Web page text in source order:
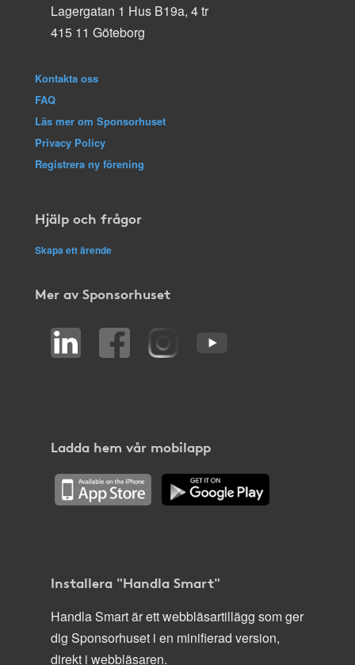
Lagergatan 1 Hus B19a, 4 tr
415 11 Göteborg
Kontakta oss
FAQ
Läs mer om Sponsorhuset
Privacy Policy
Registrera ny förening
Hjälp och frågor
Skapa ett ärende
Mer av Sponsorhuset
Ladda hem vår mobilapp
Installera "Handla Smart"
Handla Smart är ett webbläsartillägg som ger
dig Sponsorhuset i en minifierad version,
direkt i webbläsaren.